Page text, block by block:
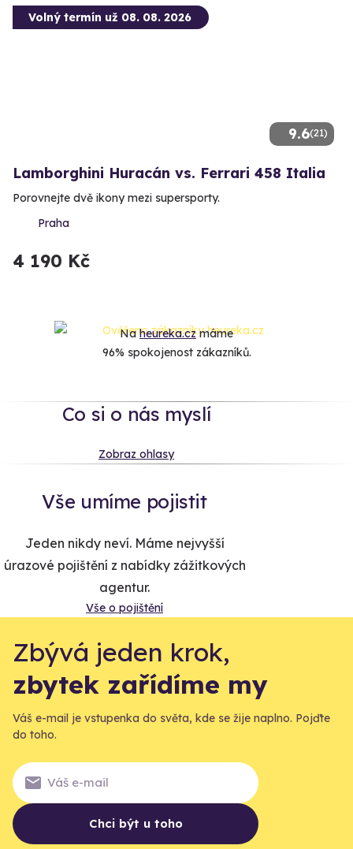
9.6(21)
Volný termín už 08. 08. 2026
Lamborghini Huracán vs. Ferrari 458 Italia
Porovnejte dvě ikony mezi supersporty.
Praha
4 190 Kč
Naheureka.czmáme
96% spokojenost zákazníků.
Co si o nás myslí
Zobraz ohlasy
Vše umíme pojistit
Jeden nikdy neví. Máme nejvyšší
úrazové pojištění z nabídky zážitkových
agentur.
Vše o pojištění
Zbývá jeden krok,
zbytek zařídíme my
Váš e-mail je vstupenka do světa, kde se žije naplno. Pojďte
do toho.
Chci být u toho